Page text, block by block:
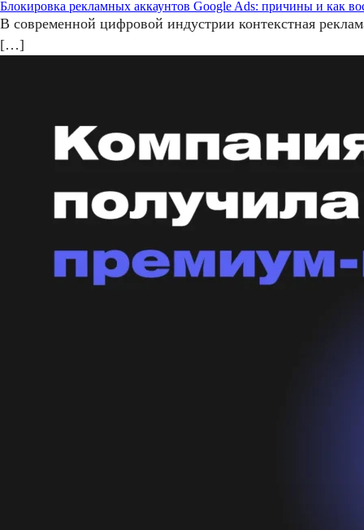
Блокировка рекламных аккаунтов Google Ads: причины и как
В современной цифровой индустрии контекстная
[…]